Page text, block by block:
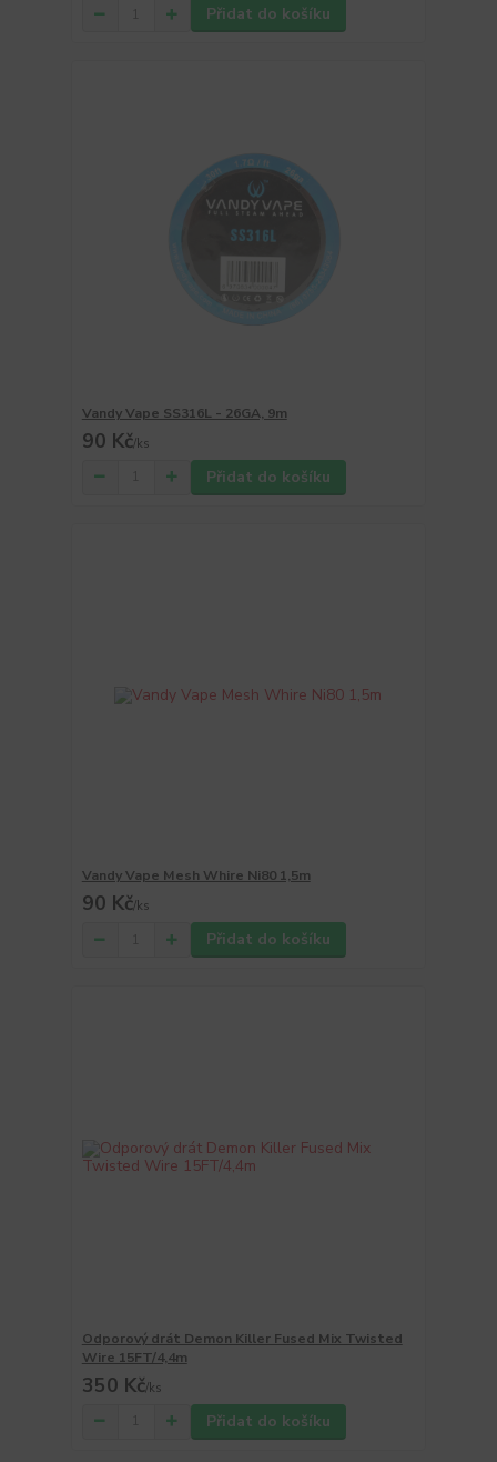
Přidat do košíku
Vandy Vape SS316L - 26GA, 9m
90 Kč/ks
Přidat do košíku
Vandy Vape Mesh Whire Ni80 1,5m
90 Kč/ks
Přidat do košíku
Odporový drát Demon Killer Fused Mix Twisted
Wire 15FT/4,4m
350 Kč/ks
Přidat do košíku